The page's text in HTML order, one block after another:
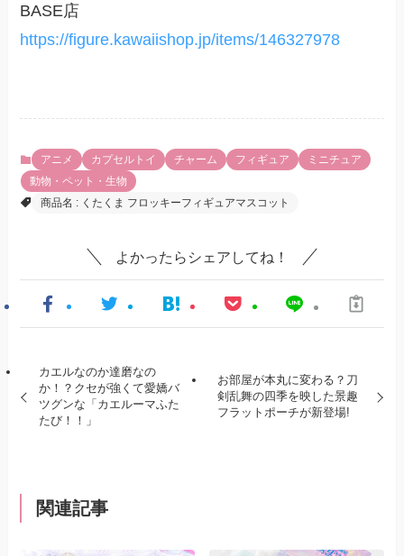
BASE店
https://figure.kawaiishop.jp/items/146327978
アニメ カプセルトイ チャーム フィギュア
ミニチュア
動物・ペット・生物
商品名 : くたくま フロッキーフィギュアマスコット
よかったらシェアしてね！
カエルなのか達磨なの
か！？クセが強くて愛嬌バ
ツグンな「カエルーマふた
たび！！」
お部屋が本丸に変わる？刀
剣乱舞の四季を映した景趣
フラットポーチが新登場!
関連記事